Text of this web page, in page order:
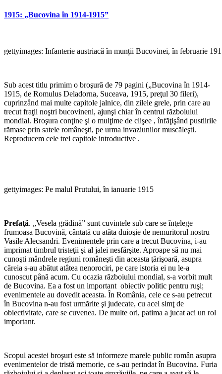
1915: „Bucovina în 1914-1915”
gettyimages: Infanterie austriacă în munții Bucovinei, în februarie
Sub acest titlu primim o broşură de 79 pa­gini („Bucovina în 1914-
1915, de Romulus Deladorna, Suceava, 1915, preţul 30 fileri),
cuprinzând mai multe capitole jalnice, din zilele grele, prin care au
trecut fraţii noştri bucovineni, ajunşi chiar în centrul războiului
mondial. Broşura conţine şi o mulţime de clişee , înfăţişând pustiirile
rămase prin satele româneşti, pe urma invaziunilor muscăleşti.
Reproducem cele trei capitole introductive .
gettyimages: Pe malul Prutului, în ianuarie 1915
Prefaţă. „Vesela grădină” sunt cuvintele sub care se înţelege
frumoasa Bucovină, cântată cu atâta duioşie de nemuritorul nostru
Vasile Alecsandri. Evenimentele prin care a trecut Bucovina, i-au
imprimat timbrul tristeţii şi al jalei nesfârşite. Aproape să nu mai
cunoşti mândrele regiuni româneşti din aceasta ţărişoară, asupra
căreia s-au abătut atâtea nenorociri, pe care istoria ei nu le-a
cunoscut până acum. Cu ocazia războiului mondial, s-a vorbit mult
de Bucovina. Ea a fost un important obiectiv politic pentru ruşi;
evenimentele au dovedit aceasta. În România, cele ce s-au petrecut
în Bucovina n-au fost urmărite şi judecate, cu acel simţ de
obiectivitate, care se cuvenea. De multe ori, patima a jucat aci un rol
important.
Scopul acestei broşuri este să informeze marele public român asupra
evenimentelor de tristă memorie, ce s-au perindat în Bucovina. Furia